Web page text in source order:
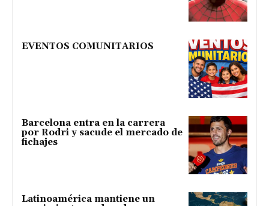
EVENTOS COMUNITARIOS
Barcelona entra en la carrera
por Rodri y sacude el mercado de
fichajes
Latinoamérica mantiene un